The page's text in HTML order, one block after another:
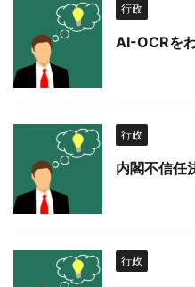
行政
AI-OCRを
行政
内閣不信任
行政